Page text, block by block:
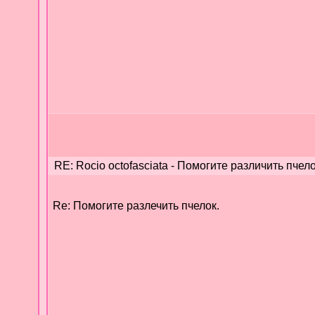
RE: Rocio octofasciata - Помогите различить
Re: Помогите разлечить пчелок.